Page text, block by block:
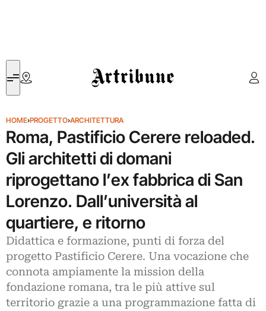
Artribune
HOME›PROGETTO›ARCHITETTURA
Roma, Pastificio Cerere reloaded.
Gli architetti di domani
riprogettano l’ex fabbrica di San
Lorenzo. Dall’università al
quartiere, e ritorno
Didattica e formazione, punti di forza del
progetto Pastificio Cerere. Una vocazione che
connota ampiamente la mission della
fondazione romana, tra le più attive sul
territorio grazie a una programmazione fatta di